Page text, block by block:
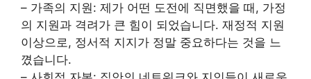
– 가족의 지원: 제가 어떤 도전에 직면했을 때, 가정
의 지원과 격려가 큰 힘이 되었습니다. 재정적 지원
이상으로, 정서적 지지가 정말 중요하다는 것을 느
꼈습니다.